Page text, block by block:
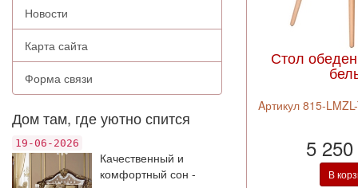
Новости
Карта сайта
Форма связи
Дом там, где уютно спится
19-06-2026
Качественный и
комфортный сон -
Стол
Aртикул 815-
5
В